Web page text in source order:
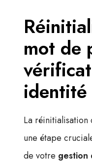
mot de
identité
La réinitialisation
une étape
de votre gestion